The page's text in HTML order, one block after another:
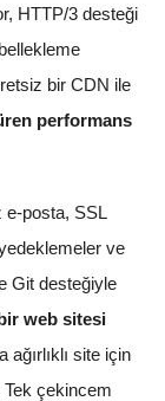
HTTP/3 desteği
bir CDN ile
performans
e-posta, SSL
ve
Git desteğiyle
web sitesi
site için
Tek çekincem